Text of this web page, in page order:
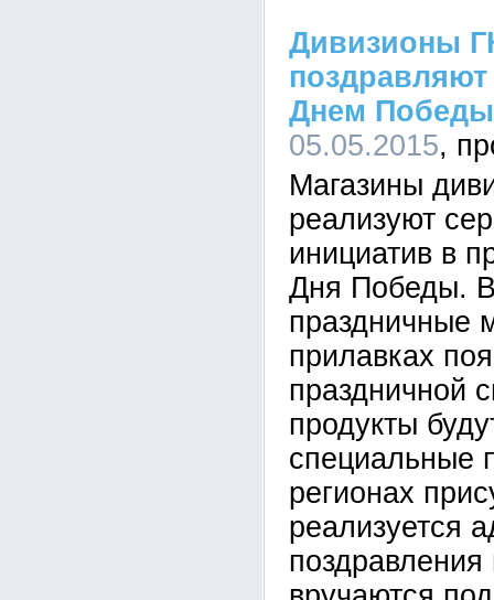
Дивизионы
поздравляют
Днем Победы
05.05.2015
Магазины
реализуют
инициатив в
Дня Победы. В
праздничные
прилавках
праздничной
продукты
специальные
регионах
реализуется